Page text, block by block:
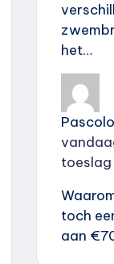
het…
Pascolo
toeslag
toch
aan